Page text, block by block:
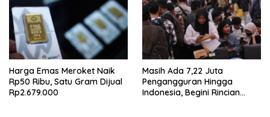
Harga Emas Meroket Naik
Rp50 Ribu, Satu Gram Dijual
Rp2.679.000
Masih Ada 7,22 Juta
Pengangguran Hingga
Indonesia, Begini Rincian